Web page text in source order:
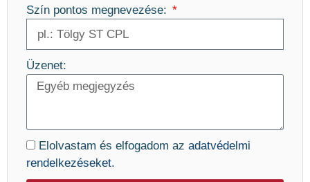
Szín pontos megnevezése:
Üzenet:
Elolvastam és elfogadom az adatvédelmi
rendelkezéseket.